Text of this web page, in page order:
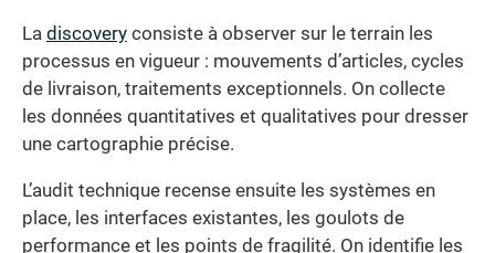
La discovery consiste à observer sur le terrain les
processus en vigueur : mouvements d’articles, cycles
de livraison, traitements exceptionnels. On collecte
les données quantitatives et qualitatives pour dresser
une cartographie précise.
L’audit technique recense ensuite les systèmes en
place, les interfaces existantes, les goulots de
performance et les points de fragilité. On identifie les